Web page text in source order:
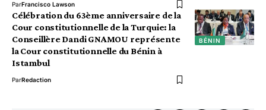
ParFrancisco Lawson
BÉNIN
Célébration du 63ème anniversaire de la
Cour constitutionnelle de la Turquie: la
Conseillère Dandi GNAMOU représente
la Cour constitutionnelle du Bénin à
Istambul
ParRedaction